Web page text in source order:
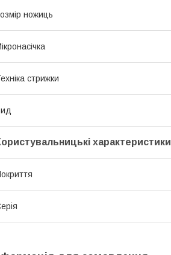
ножиць
стрижки
характеристики